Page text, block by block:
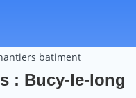
batiment
: Bucy-le-long